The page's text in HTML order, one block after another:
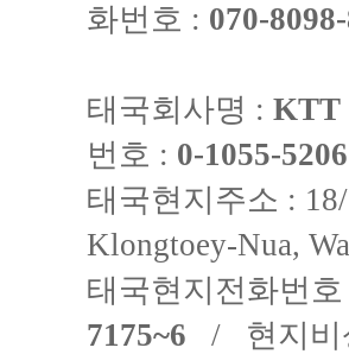
화번호 : 070-
태국회사명 : KTT
번호 : 0-1055-
태국현지주소 :
Klongtoey-Nua,
태국현지전화번
7175~6 / 현지비